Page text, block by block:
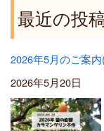
最近の投
2026年5月のご案
2026年5月20日